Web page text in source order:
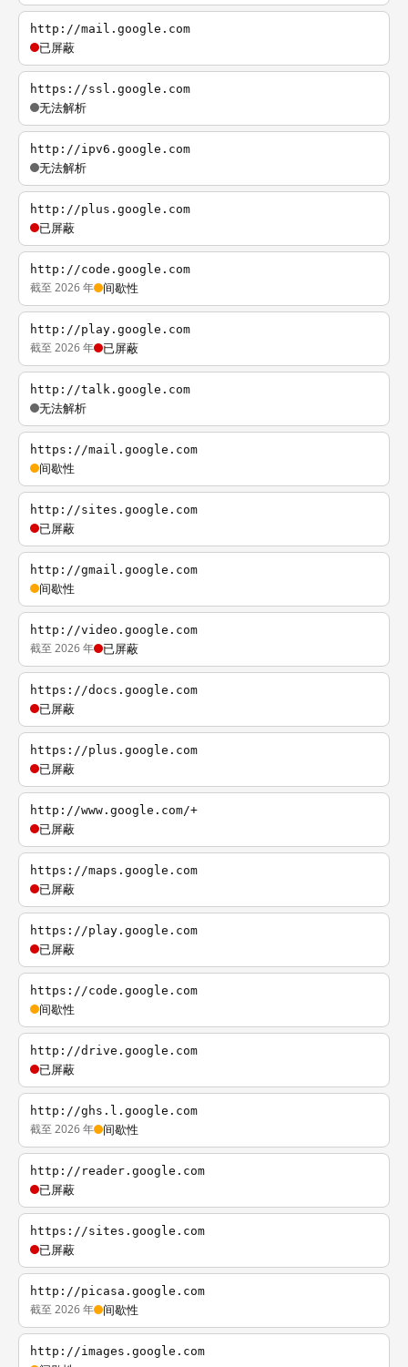
http://mail.google.com
已屏蔽
https://ssl.google.com
无法解析
http://ipv6.google.com
无法解析
http://plus.google.com
已屏蔽
http://code.google.com
截至 2026 年 间歇性
http://play.google.com
截至 2026 年 已屏蔽
http://talk.google.com
无法解析
https://mail.google.com
间歇性
http://sites.google.com
已屏蔽
http://gmail.google.com
间歇性
http://video.google.com
截至 2026 年 已屏蔽
https://docs.google.com
已屏蔽
https://plus.google.com
已屏蔽
http://www.google.com/+
已屏蔽
https://maps.google.com
已屏蔽
https://play.google.com
已屏蔽
https://code.google.com
间歇性
http://drive.google.com
已屏蔽
http://ghs.l.google.com
截至 2026 年 间歇性
http://reader.google.com
已屏蔽
https://sites.google.com
已屏蔽
http://picasa.google.com
截至 2026 年 间歇性
http://images.google.com